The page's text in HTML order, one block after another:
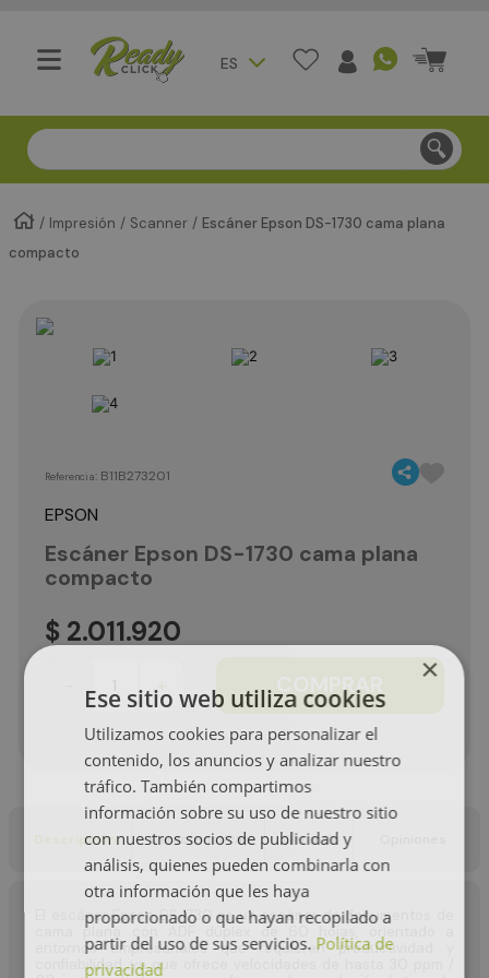
ES
Compra segura - Entregas en Bogotá en menos de 3
Impresión Scanner
Escáner Epson DS-1730 cama plana
compacto
Referencia: B11B273201
EPSON
Escáner Epson DS-1730 cama plana
compacto
$ 2.011.920
COMPRAR
Descripción Características Garantía
El escáner Epson DS‑1730 es un escáner de documentos de
cama plana con ADF dúplex de 60 hojas, orientado a
entornos empresariales que requieren productividad y
confiabilidad, ya que ofrece velocidades de hasta 30 ppm /
×
Ese sitio web utiliza cookies
Utilizamos cookies para personalizar el
contenido, los anuncios y analizar nuestro
tráfico. También compartimos
información sobre su uso de nuestro sitio
con nuestros socios de publicidad y
análisis, quienes pueden combinarla con
otra información que les haya
proporcionado o que hayan recopilado a
partir del uso de sus servicios. Política de
privacidad